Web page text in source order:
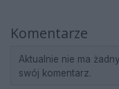
Komentarze
Aktualnie nie ma
swój komentarz.